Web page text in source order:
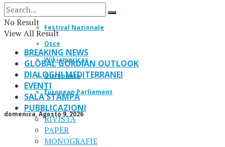
Festival Nazionale
Osce
Wikiamericas
Oltrepanto
European Parliament
domenica, Agosto 9, 2026
No Result
View All Result
BREAKING NEWS
GLOBAL GORDIAN OUTLOOK
DIALOGHI MEDITERRANEI
EVENTI
SALA STAMPA
PUBBLICAZIONI
RIVISTA
PAPER
MONOGRAFIE